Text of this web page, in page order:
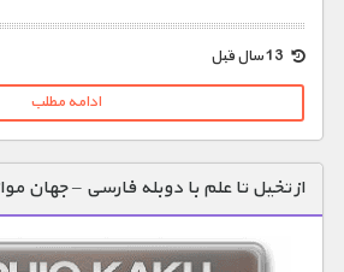
1900 تومان – خريد لينک دانلود (افزودن به سبد خريد)
ادامه مطلب
از تخیل تا علم با دوبله فارسی – جهان